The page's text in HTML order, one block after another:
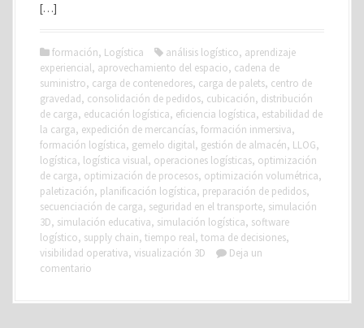
[…]
formación, Logística análisis logístico, aprendizaje
experiencial, aprovechamiento del espacio, cadena de
suministro, carga de contenedores, carga de palets, centro de
gravedad, consolidación de pedidos, cubicación, distribución
de carga, educación logística, eficiencia logística, estabilidad de
la carga, expedición de mercancías, formación inmersiva,
formación logística, gemelo digital, gestión de almacén, LLOG,
logística, logística visual, operaciones logísticas, optimización
de carga, optimización de procesos, optimización volumétrica,
paletización, planificación logística, preparación de pedidos,
secuenciación de carga, seguridad en el transporte, simulación
3D, simulación educativa, simulación logística, software
logístico, supply chain, tiempo real, toma de decisiones,
visibilidad operativa, visualización 3D
Deja un
comentario